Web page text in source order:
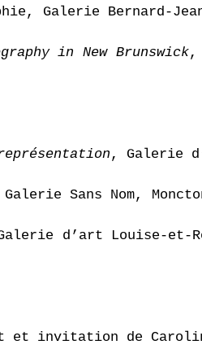
Galerie
in New Brunswick
,
Sans Nom,
d’art Louise-et-
et invitation de